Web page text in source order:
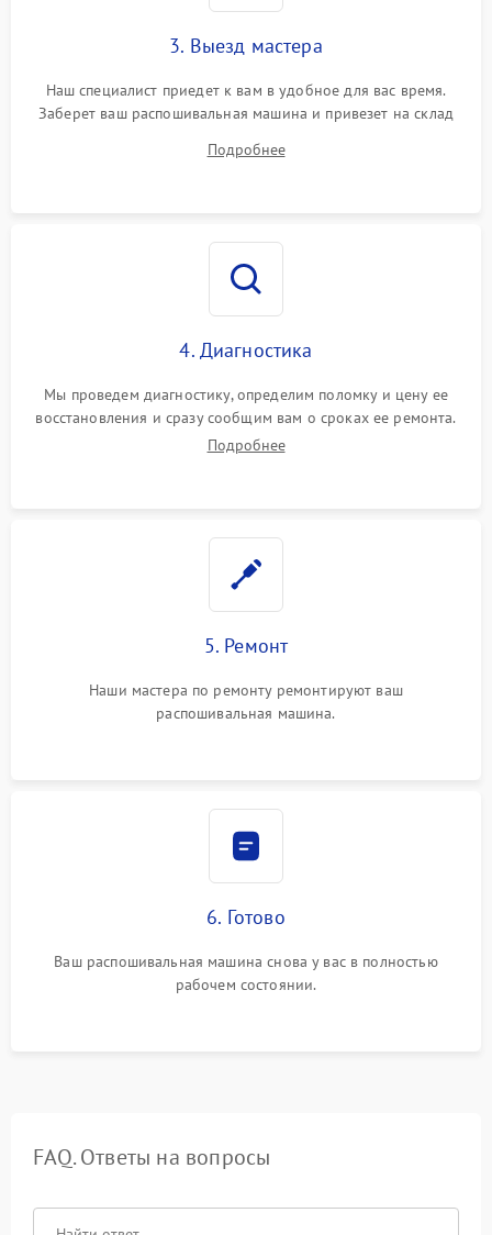
3. Выезд мастера
Наш специалист приедет к вам в удобное для вас время.
Заберет ваш распошивальная машина и привезет на склад
Подробнее
4. Диагностика
Мы проведем диагностику, определим поломку и цену ее
восстановления и сразу сообщим вам о сроках ее ремонта.
Подробнее
5. Ремонт
Наши мастера по ремонту ремонтируют ваш
распошивальная машина.
6. Готово
Ваш распошивальная машина снова у вас в полностью
рабочем состоянии.
FAQ. Ответы на вопросы